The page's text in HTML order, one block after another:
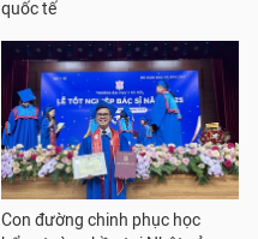
quốc tế
Con đường chinh phục học